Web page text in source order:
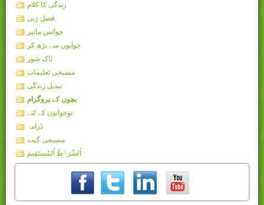
زندگی کا کلام
فضلِ رَبی
جوائس مائیر
خوابوں سے بڑھ کر
ٹاک شوز
مسیحی تَعلیمات
تبدیل زندگی
بچوں کے پروگرام
نوجوانوں کے لئے
ڈرامہ
مسیحی گیت
اُلصِّرَٲطَ اُلمُستَقِيمَ